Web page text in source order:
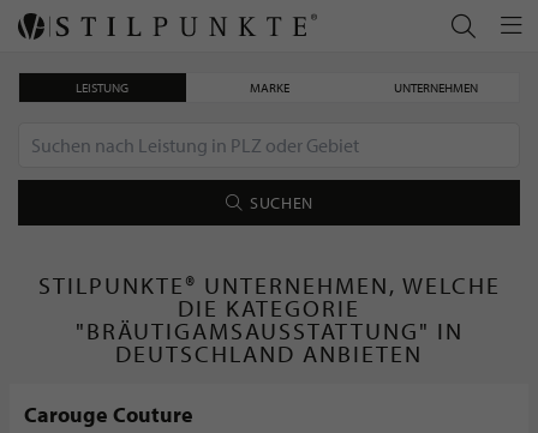
LEISTUNG MARKE UNTERNEHMEN
SUCHEN
STILPUNKTE® UNTERNEHMEN, WELCHE
DIE KATEGORIE
"BRÄUTIGAMSAUSSTATTUNG" IN
DEUTSCHLAND ANBIETEN
Carouge Couture